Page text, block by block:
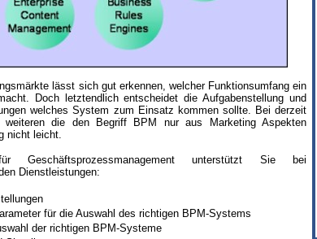
lässt sich gut erkennen, welcher Funktionsumfang ein
Doch letztendlich entscheidet die Aufgabenstellung und
welches System zum Einsatz kommen sollte. Bei derzeit
weiteren die den Begriff BPM nur aus Marketing Aspekten
nicht leicht.
Geschäftsprozessmanagement unterstützt Sie bei
Dienstleistungen:
für die Auswahl des richtigen BPM-Systems
der richtigen BPM-Systeme